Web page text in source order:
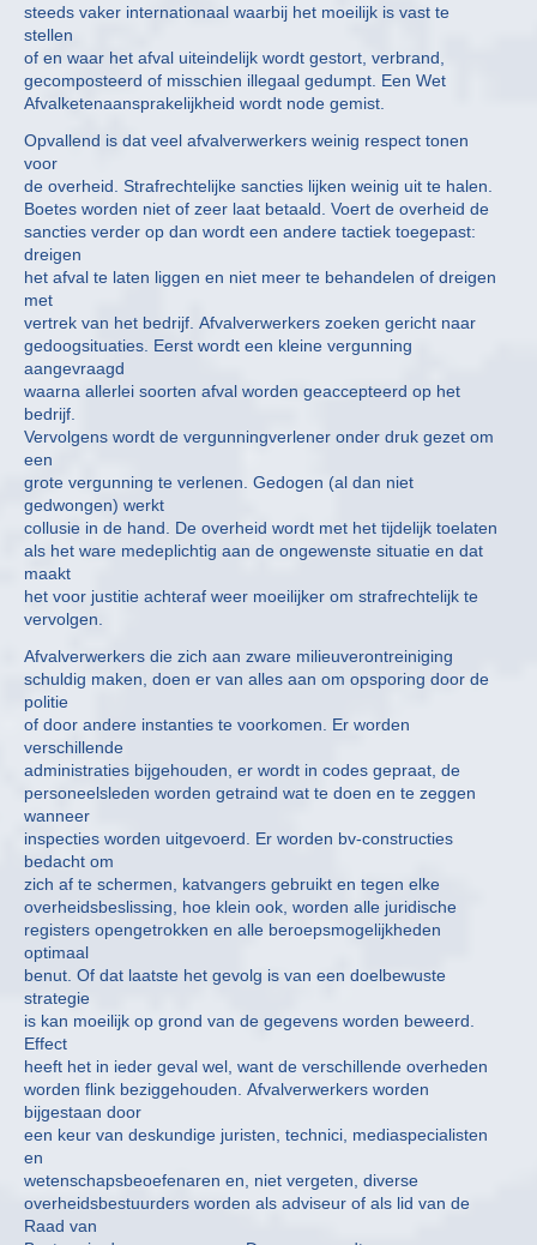
steeds vaker internationaal waarbij het moeilijk is vast te
stellen
of en waar het afval uiteindelijk wordt gestort, verbrand,
gecomposteerd of misschien illegaal gedumpt. Een Wet
Afvalketenaansprakelijkheid wordt node gemist.
Opvallend is dat veel afvalverwerkers weinig respect tonen
voor
de overheid. Strafrechtelijke sancties lijken weinig uit te halen.
Boetes worden niet of zeer laat betaald. Voert de overheid de
sancties verder op dan wordt een andere tactiek toegepast:
dreigen
het afval te laten liggen en niet meer te behandelen of dreigen
met
vertrek van het bedrijf. Afvalverwerkers zoeken gericht naar
gedoogsituaties. Eerst wordt een kleine vergunning
aangevraagd
waarna allerlei soorten afval worden geaccepteerd op het
bedrijf.
Vervolgens wordt de vergunningverlener onder druk gezet om
een
grote vergunning te verlenen. Gedogen (al dan niet
gedwongen) werkt
collusie in de hand. De overheid wordt met het tijdelijk toelaten
als het ware medeplichtig aan de ongewenste situatie en dat
maakt
het voor justitie achteraf weer moeilijker om strafrechtelijk te
vervolgen.
Afvalverwerkers die zich aan zware milieuverontreiniging
schuldig maken, doen er van alles aan om opsporing door de
politie
of door andere instanties te voorkomen. Er worden
verschillende
administraties bijgehouden, er wordt in codes gepraat, de
personeelsleden worden getraind wat te doen en te zeggen
wanneer
inspecties worden uitgevoerd. Er worden bv-constructies
bedacht om
zich af te schermen, katvangers gebruikt en tegen elke
overheidsbeslissing, hoe klein ook, worden alle juridische
registers opengetrokken en alle beroepsmogelijkheden
optimaal
benut. Of dat laatste het gevolg is van een doelbewuste
strategie
is kan moeilijk op grond van de gegevens worden beweerd.
Effect
heeft het in ieder geval wel, want de verschillende overheden
worden flink beziggehouden. Afvalverwerkers worden
bijgestaan door
een keur van deskundige juristen, technici, mediaspecialisten
en
wetenschapsbeoefenaren en, niet vergeten, diverse
overheidsbestuurders worden als adviseur of als lid van de
Raad van